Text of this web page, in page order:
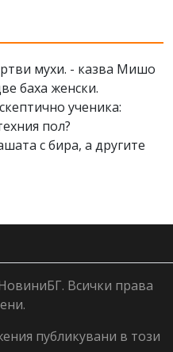
мухи. - казва Мишо
баха женски.
ученика:
пол?
с бира, а другите
Всички права
публикувани в този